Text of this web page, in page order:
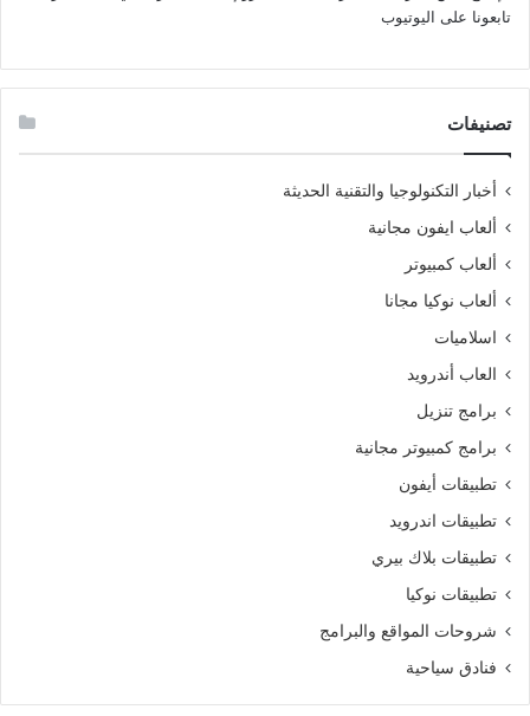
تابعونا على اليوتيوب
تصنيفات
أخبار التكنولوجيا والتقنية الحديثة
ألعاب ايفون مجانية
ألعاب كمبيوتر
ألعاب نوكيا مجانا
اسلاميات
العاب أندرويد
برامج تنزيل
برامج كمبيوتر مجانية
تطبيقات أيفون
تطبيقات اندرويد
تطبيقات بلاك بيري
تطبيقات نوكيا
شروحات المواقع والبرامج
فنادق سياحية